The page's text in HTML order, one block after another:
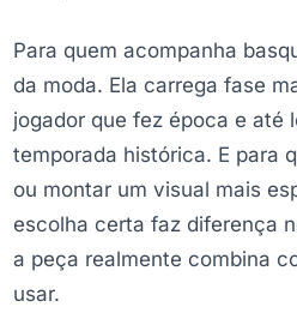
Para quem acompanha
da moda. Ela carrega fase
jogador que fez época e até
temporada histórica. E para
ou montar um visual mais
escolha certa faz diferença
a peça realmente combina
usar.